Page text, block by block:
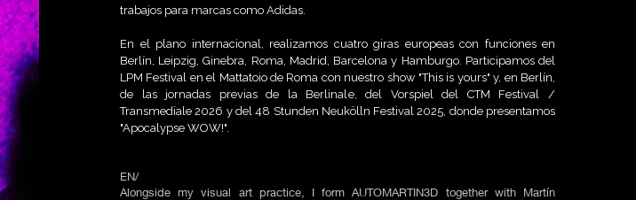
trabajos para marcas como Adidas.
En el plano internacional, realizamos cuatro giras europeas con funciones en
Berlín, Leipzig, Ginebra, Roma, Madrid, Barcelona y Hamburgo. Participamos del
LPM Festival en el Mattatoio de Roma con nuestro show "This is yours" y, en Berlín,
de las jornadas previas de la Berlinale, del Vorspiel del CTM Festival /
Transmediale 2026 y del 48 Stunden Neukölln Festival 2025, donde presentamos
"Apocalypse WOW!".
EN/
Alongside my visual art practice, I form AUTOMARTIN3D together with Martín